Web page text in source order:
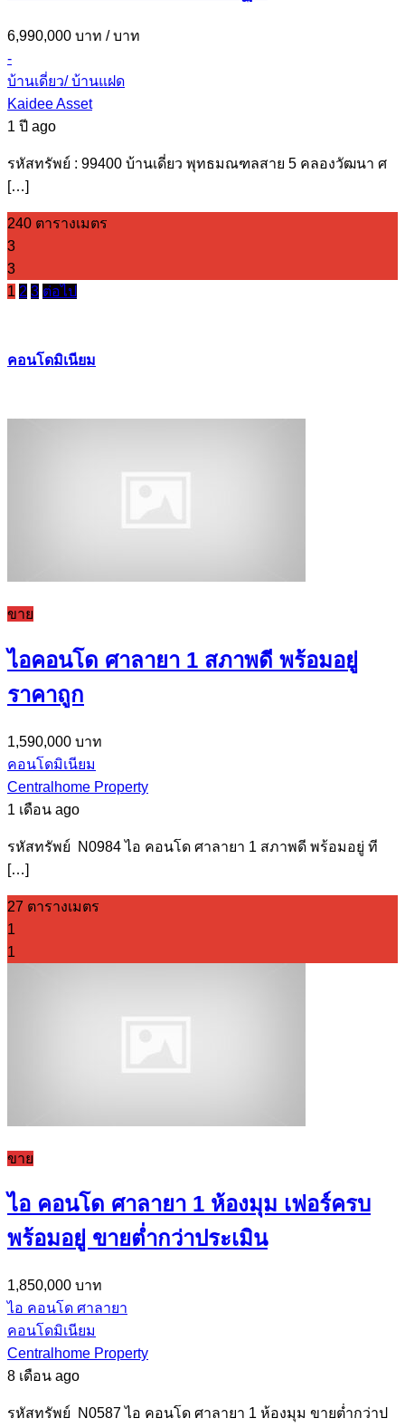
6,990,000 บาท / บาท
-
บ้านเดี่ยว/ บ้านแฝด
Kaidee Asset
1 ปี ago
รหัสทรัพย์ : 99400 บ้านเดี่ยว พุทธมณฑลสาย 5 คลองวัฒนา ศ
[…]
240 ตารางเมตร
3
3
1 2 3 ต่อไป
คอนโดมิเนียม
ขาย
ไอคอนโด ศาลายา 1 สภาพดี พร้อมอยู่
ราคาถูก
1,590,000 บาท
คอนโดมิเนียม
Centralhome Property
1 เดือน ago
รหัสทรัพย์ N0984 ไอ คอนโด ศาลายา 1 สภาพดี พร้อมอยู่ ที
[…]
27 ตารางเมตร
1
1
ขาย
ไอ คอนโด ศาลายา 1 ห้องมุม เฟอร์ครบ
พร้อมอยู่ ขายต่ำกว่าประเมิน
1,850,000 บาท
ไอ คอนโด ศาลายา
คอนโดมิเนียม
Centralhome Property
8 เดือน ago
รหัสทรัพย์ N0587 ไอ คอนโด ศาลายา 1 ห้องมุม ขายต่ำกว่าป